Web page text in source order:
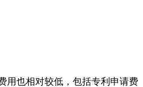
用也相对较低，包括专利申请费